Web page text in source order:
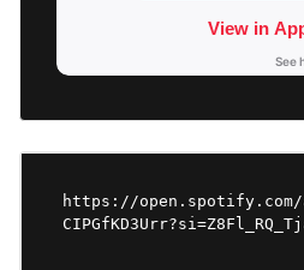
https://open.spotify.com/